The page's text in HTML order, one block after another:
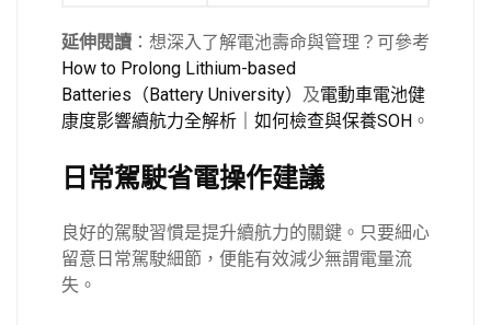
延伸閱讀 ：想深入了解電池壽命與管理？可參考
How to Prolong Lithium-based
Batteries（Battery University） 及電動車電池健
康度影響續航力全解析｜如何檢查與保養SOH 。
日常駕駛省電操作建議
良好的駕駛習慣是提升續航力的關鍵。只要細心
留意日常駕駛細節，便能有效減少無謂電量流
失。